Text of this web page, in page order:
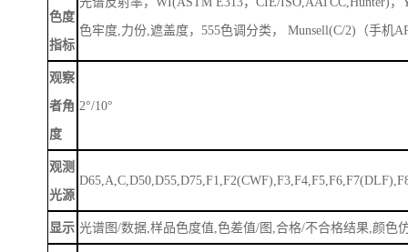
色度
指标
色牢度,力份,遮盖度，555色调分类， Munsell(C/2)（手机
观察
者角
度
2°/10°
观测
光源
显示 光谱图/数据,样品色度值,色差值/图,合格/不合格结果,颜色